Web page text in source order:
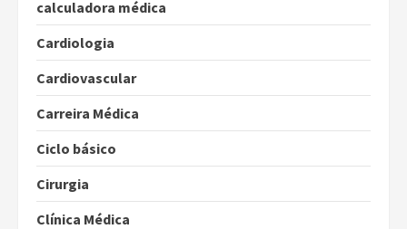
calculadora médica
Cardiologia
Cardiovascular
Carreira Médica
Ciclo básico
Cirurgia
Clínica Médica